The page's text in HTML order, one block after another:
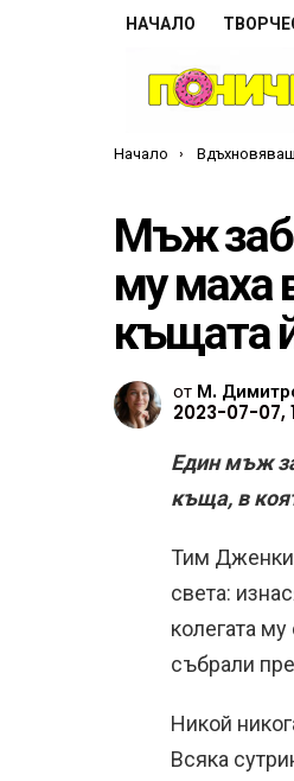
НАЧАЛО
Ти си тук:
Начало
Мъж
му маха
къщата
от М.
2023-07-07,
Един мъж
къща, в
Тим
света:
колегата
събрали
Никой
Всяка